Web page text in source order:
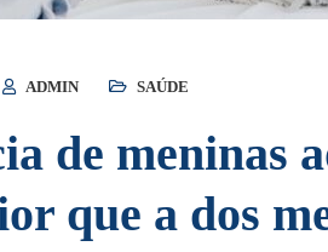
ADMIN SAÚDE
de meninas
que a dos